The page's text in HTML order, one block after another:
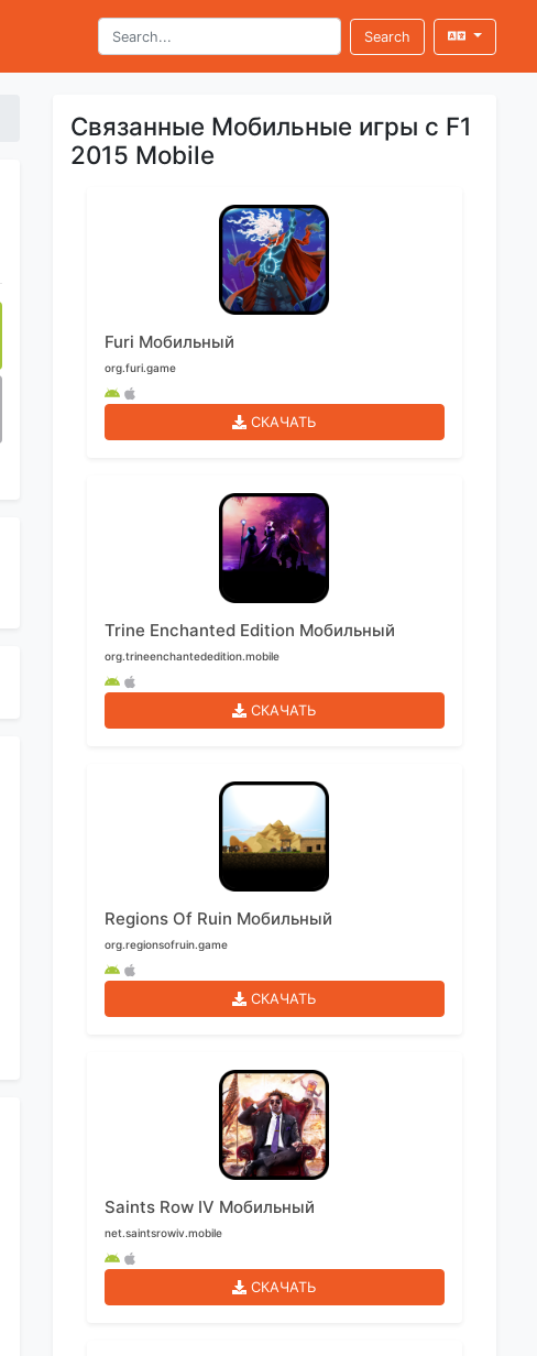
Search
Связанные Мобильные игры с F1
2015 Mobile
Furi Мобильный
org.furi.game
СКАЧАТЬ
Trine Enchanted Edition Мобильный
org.trineenchantededition.mobile
СКАЧАТЬ
Regions Of Ruin Мобильный
org.regionsofruin.game
СКАЧАТЬ
Saints Row IV Мобильный
net.saintsrowiv.mobile
СКАЧАТЬ